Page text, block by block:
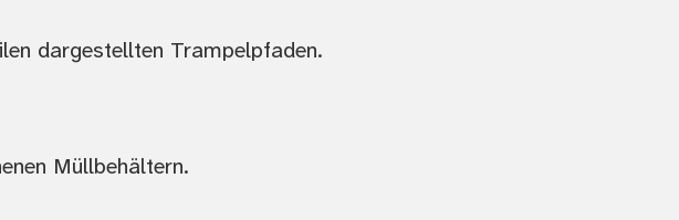
dargestellten Trampelpfaden.
Müllbehältern.